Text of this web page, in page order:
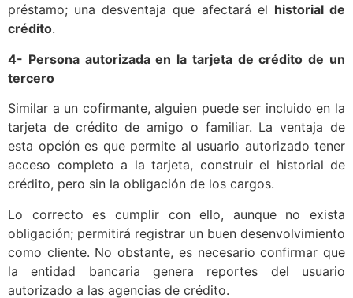
préstamo; una desventaja que afectará el historial de
crédito.
4- Persona autorizada en la tarjeta de crédito de un
tercero
Similar a un cofirmante, alguien puede ser incluido en la
tarjeta de crédito de amigo o familiar. La ventaja de
esta opción es que permite al usuario autorizado tener
acceso completo a la tarjeta, construir el historial de
crédito, pero sin la obligación de los cargos.
Lo correcto es cumplir con ello, aunque no exista
obligación; permitirá registrar un buen desenvolvimiento
como cliente. No obstante, es necesario confirmar que
la entidad bancaria genera reportes del usuario
autorizado a las agencias de crédito.